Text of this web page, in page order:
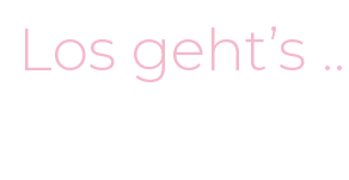
Los geht’s